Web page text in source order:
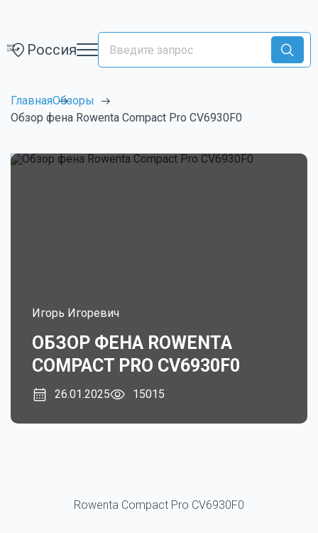
Россия
ГлавнаяОбзоры
Обзор фена Rowenta Compact Pro CV6930F0
Игорь Игоревич
ОБЗОР ФЕНА ROWENTA
COMPACT PRO CV6930F0
26.01.2025 15015
Rowenta Compact Pro CV6930F0